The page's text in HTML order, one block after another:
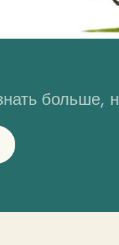
больше,